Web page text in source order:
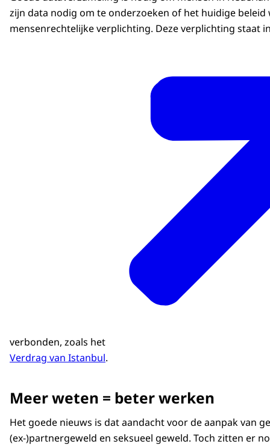
zijn data nodig om te onderzoeken of het huidige
mensenrechtelijke verplichting. Deze verplichting staat
verbonden, zoals het
Verdrag van Istanbul.
Meer weten = beter werken
Het goede nieuws is dat aandacht voor de aanpak van
(ex-)partnergeweld en seksueel geweld. Toch zitten er